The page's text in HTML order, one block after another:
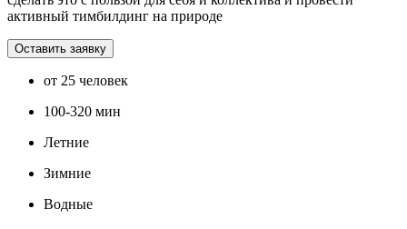
активный тимбилдинг на природе
Оставить заявку
от 25 человек
100-320 мин
Летние
Зимние
Водные